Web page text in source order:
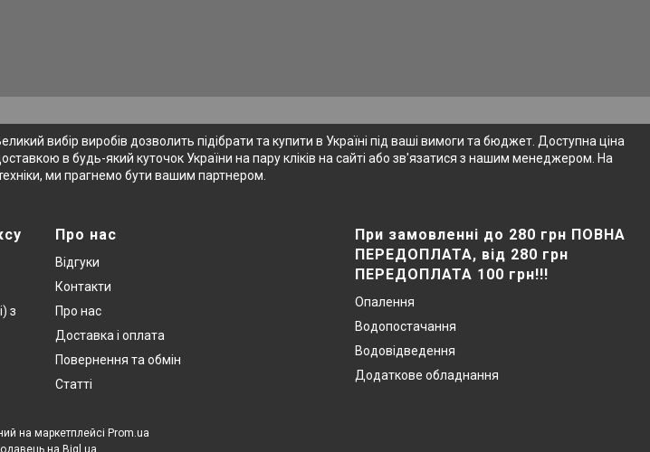
вибір виробів дозволить підібрати та купити в Україні під ваші вимоги та бюджет. Доступна ціна
в будь-який куточок України на пару кліків на сайті або зв'язатися з нашим менеджером. На
ми прагнемо бути вашим партнером.
з
Про нас
Відгуки
Контакти
Про нас
Доставка і оплата
Повернення та обмін
Статті
При замовленні до 280 грн ПОВНА
ПЕРЕДОПЛАТА, від 280 грн
ПЕРЕДОПЛАТА 100 грн!!!
Опалення
Водопостачання
Водовідведення
Додаткове обладнання
на маркетплейсі Prom.ua